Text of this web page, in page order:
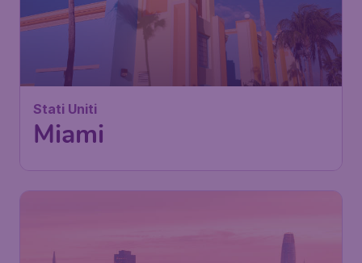
Stati Uniti
Miami